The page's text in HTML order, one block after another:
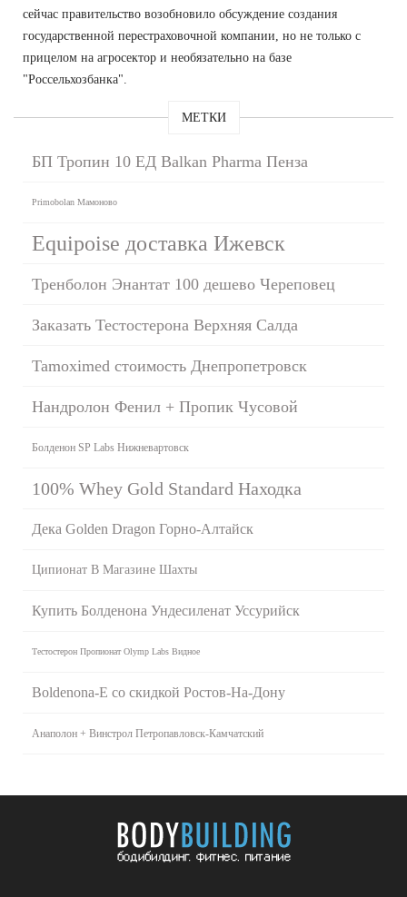
сейчас правительство возобновило обсуждение создания
государственной перестраховочной компании, но не только с
прицелом на агросектор и необязательно на базе
"Россельхозбанка".
МЕТКИ
БП Тропин 10 ЕД Balkan Pharma Пенза
Primobolan Мамоново
Equipoise доставка Ижевск
Тренболон Энантат 100 дешево Череповец
Заказать Тестостерона Верхняя Салда
Tamoximed стоимость Днепропетровск
Нандролон Фенил + Пропик Чусовой
Болденон SP Labs Нижневартовск
100% Whey Gold Standard Находка
Дека Golden Dragon Горно-Алтайск
Ципионат В Магазине Шахты
Купить Болденона Ундесиленат Уссурийск
Тестостерон Пропионат Olymp Labs Видное
Boldenona-E со скидкой Ростов-На-Дону
Анаполон + Винстрол Петропавловск-Камчатский